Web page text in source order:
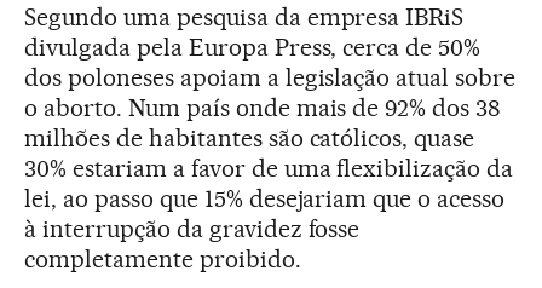
Segundo uma pesquisa da empresa IBRiS
divulgada pela Europa Press, cerca de 50%
dos poloneses apoiam a legislação atual sobre
o aborto. Num país onde mais de 92% dos 38
milhões de habitantes são católicos, quase
30% estariam a favor de uma flexibilização da
lei, ao passo que 15% desejariam que o acesso
à interrupção da gravidez fosse
completamente proibido.